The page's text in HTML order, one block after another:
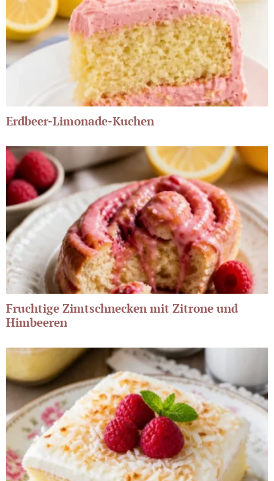
Erdbeer-Limonade-Kuchen
Fruchtige Zimtschnecken mit Zitrone und
Himbeeren